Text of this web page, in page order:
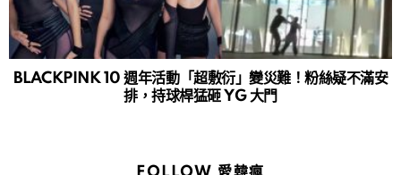
BLACKPINK 10 週年活動「超敷衍」變災難！粉絲疑不滿安
排，持球桿猛砸 YG 大門